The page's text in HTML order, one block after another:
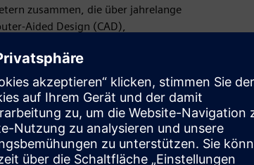
zusammen, die über jahrelange
Aided Design (CAD),
(AEC) und Product Lifecycle
zu evaluieren, auszuführen, zu
unsere Lösungen ergänzen. Die